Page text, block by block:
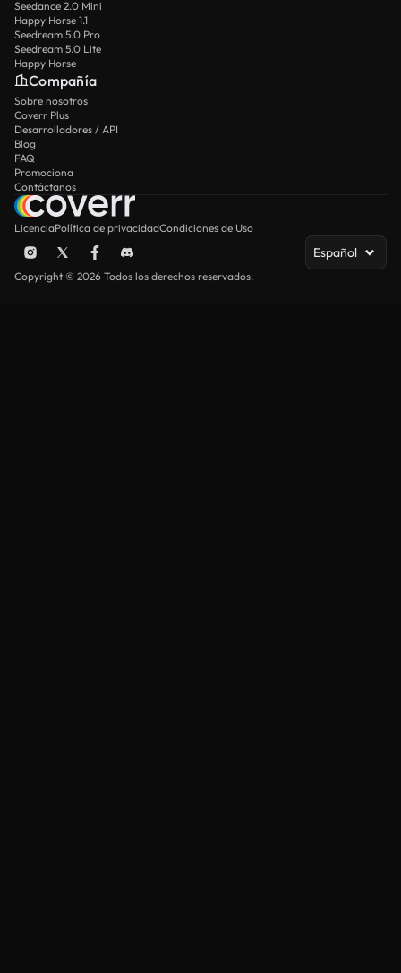
Seedance 2.0 Mini
Happy Horse 1.1
Seedream 5.0 Pro
Seedream 5.0 Lite
Happy Horse
Compañía
Sobre nosotros
Coverr Plus
Desarrolladores / API
Blog
FAQ
Promociona
Contáctanos
LicenciaPolítica de privacidadCondiciones de Uso
Español
Copyright © 2026 Todos los derechos reservados.